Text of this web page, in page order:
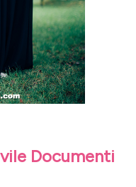
Documenti